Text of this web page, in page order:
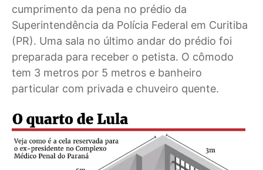
cumprimento da pena no prédio da
Superintendência da Polícia Federal em Curitiba
(PR). Uma sala no último andar do prédio foi
preparada para receber o petista. O cômodo
tem 3 metros por 5 metros e banheiro
particular com privada e chuveiro quente.